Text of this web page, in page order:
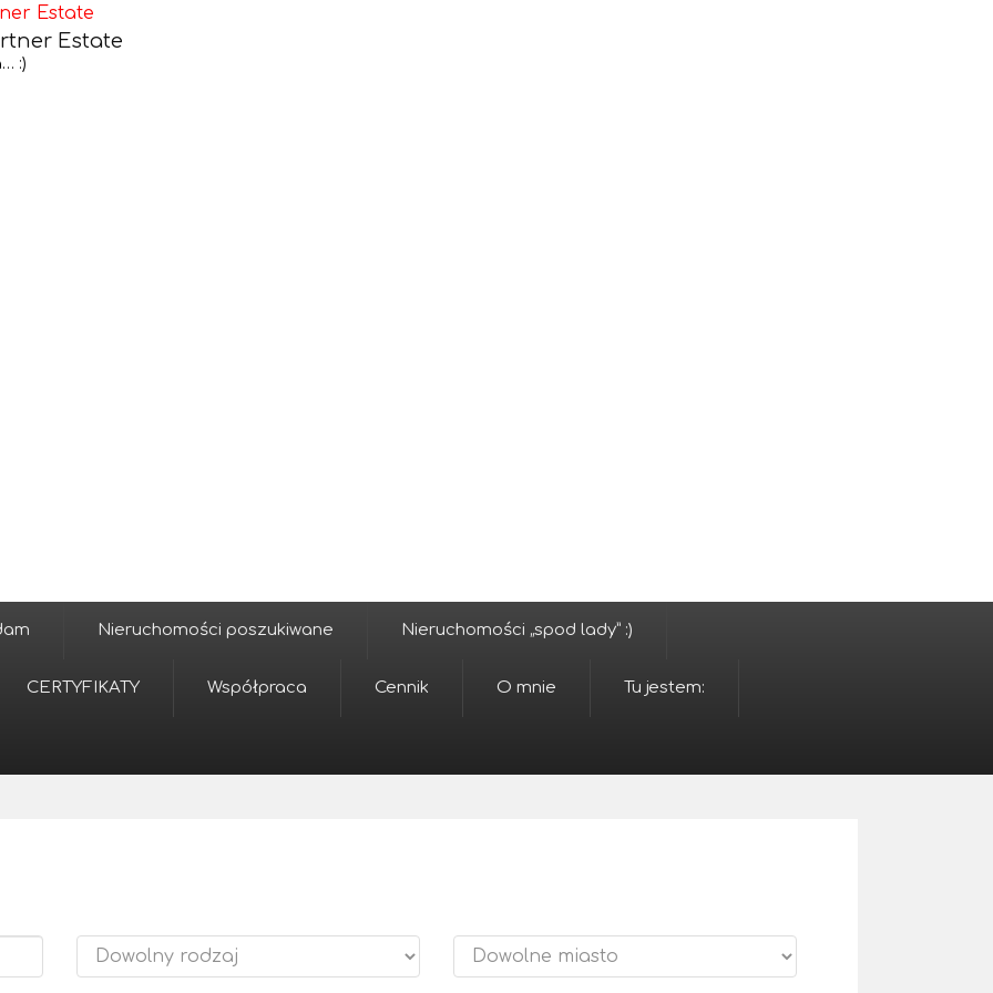
Estate
:)
Nieruchomości poszukiwane Nieruchomości „spod lady” :)
CERTYFIKATY Współpraca Cennik O mnie Tu jestem: